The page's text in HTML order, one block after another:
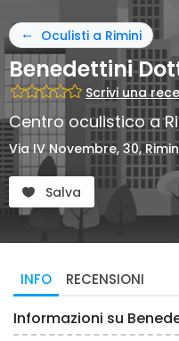
Oculisti a Rimini
Benedettini
Scrivi una
Centro oculistico a
Via IV Novembre, 30,
Salva
INFO RECENSIONI
Informazioni su